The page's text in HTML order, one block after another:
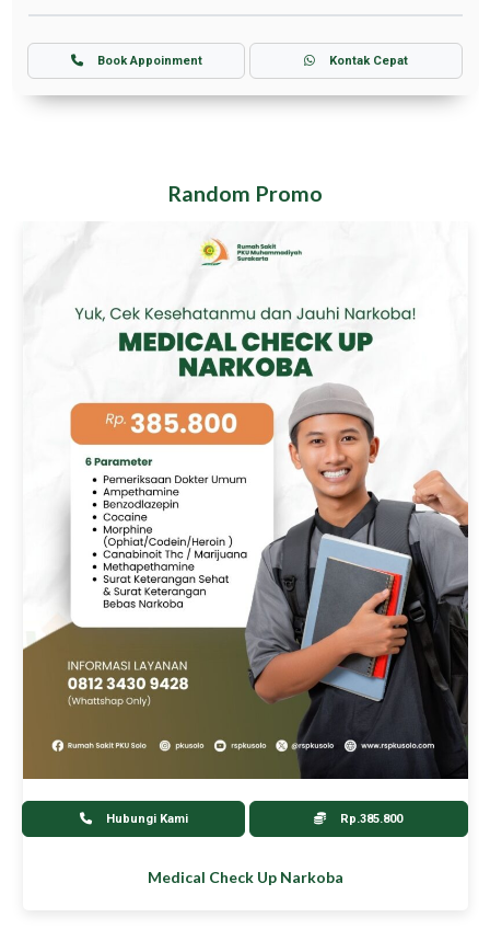
Book Appoinment Kontak Cepat
Random Promo
Hubungi Kami Rp.385.800
Medical Check Up Narkoba